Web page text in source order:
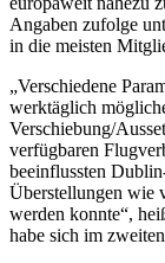
Angaben zufolge
in die meisten
„Verschiedene
werktäglich
Verschiebung/
verfügbaren
beeinflussten
Überstellungen wie
werden konnte“,
habe sich im